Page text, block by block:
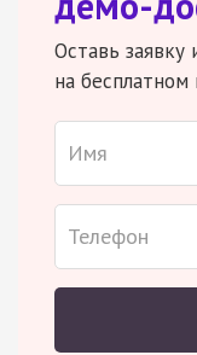
Оставь заявку
на